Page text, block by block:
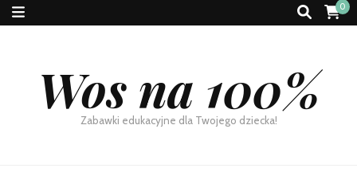
0
Wos na 100%
Zabawki edukacyjne dla Twojego dziecka!